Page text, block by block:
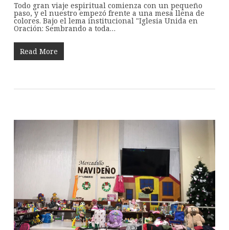
Todo gran viaje espiritual comienza con un pequeño
paso, y el nuestro empezó frente a una mesa llena de
colores. Bajo el lema institucional "Iglesia Unida en
Oración: Sembrando a toda…
Read More